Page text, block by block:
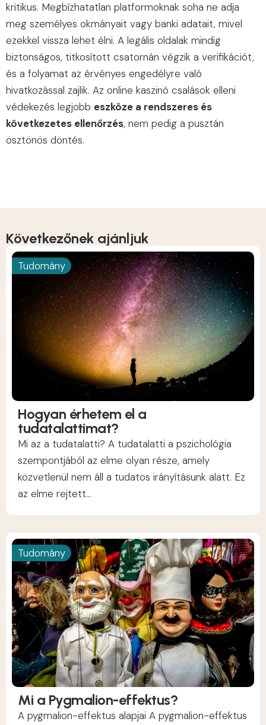
kritikus. Megbízhatatlan platformoknak soha ne adja
meg személyes okmányait vagy banki adatait, mivel
ezekkel vissza lehet élni. A legális oldalak mindig
biztonságos, titkosított csatornán végzik a verifikációt,
és a folyamat az érvényes engedélyre való
hivatkozással zajlik. Az online kaszinó csalások elleni
védekezés legjobb eszköze a rendszeres és
következetes ellenőrzés, nem pedig a pusztán
ösztönös döntés.
Következőnek ajánljuk
Tudomány
Hogyan érhetem el a
tudatalattimat?
Mi az a tudatalatti? A tudatalatti a pszichológia
szempontjából az elme olyan része, amely
közvetlenül nem áll a tudatos irányításunk alatt. Ez
az elme rejtett...
Tudomány
Mi a Pygmalion-effektus?
A pygmalion-effektus alapjai A pygmalion-effektus